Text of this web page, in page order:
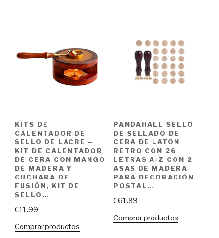
KITS DE
CALENTADOR DE
SELLO DE LACRE –
KIT DE CALENTADOR
DE CERA CON MANGO
DE MADERA Y
CUCHARA DE
FUSIÓN, KIT DE
SELLO…
€11.99
Comprar productos
PANDAHALL SELLO
DE SELLADO DE
CERA DE LATÓN
RETRO CON 26
LETRAS A-Z CON 2
ASAS DE MADERA
PARA DECORACIÓN
POSTAL…
€61.99
Comprar productos